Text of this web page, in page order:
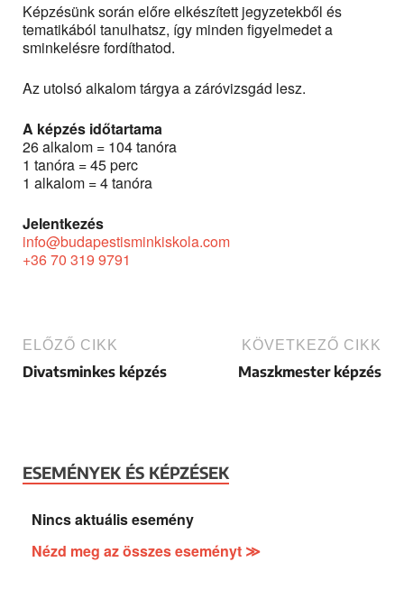
Képzésünk során előre elkészített jegyzetekből és
tematikából tanulhatsz, így minden figyelmedet a
sminkelésre fordíthatod.
Az utolsó alkalom tárgya a záróvizsgád lesz.
A képzés időtartama
26 alkalom = 104 tanóra
1 tanóra = 45 perc
1 alkalom = 4 tanóra
Jelentkezés
info@budapestisminkiskola.com
+36 70 319 9791
ELŐZŐ CIKK
Divatsminkes képzés
KÖVETKEZŐ CIKK
Maszkmester képzés
ESEMÉNYEK ÉS KÉPZÉSEK
Nincs aktuális esemény
Nézd meg az összes eseményt ≫